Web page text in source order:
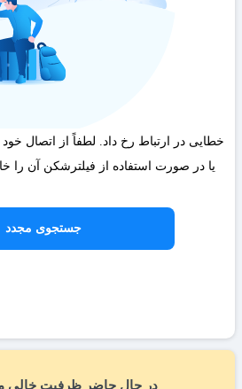
در حال حاضر ظرفیت خالی
یا در صورت استفاده از فیلترشکن آن را
جستجوی مجدد